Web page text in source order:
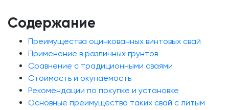
Содержание
Преимущества оцинкованных винтовых свай
Применение в различных грунтов
Сравнение с традиционными сваями
Стоимость и окупаемость
Рекомендации по покупке и установке
Основные преимущества таких свай с литым